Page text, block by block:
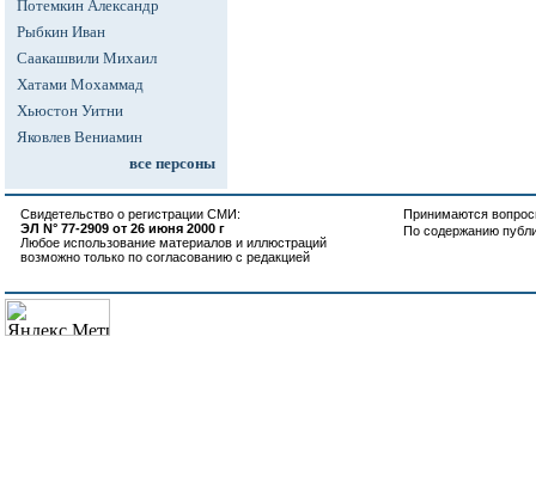
Потемкин Александр
Рыбкин Иван
Саакашвили Михаил
Хатами Мохаммад
Хьюстон Уитни
Яковлев Вениамин
все персоны
Свидетельство о регистрации СМИ:
ЭЛ N° 77-2909 от 26 июня 2000 г
Любое использование материалов и иллюстраций
возможно только по согласованию с редакцией
Принимаются
По содержанию